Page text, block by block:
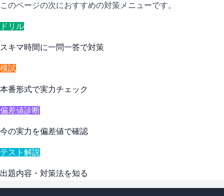
このページの次におすすめの対策メニューです。
ドリル
スキマ時間に一問一答で対策
模試
本番形式で実力チェック
偏差値診断
今の実力を偏差値で確認
テスト解説
出題内容・対策法を知る